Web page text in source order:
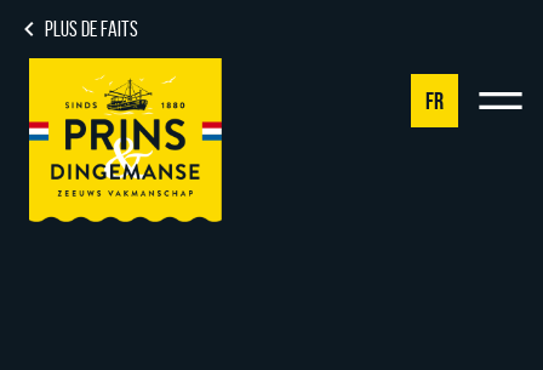
PLUS DE FAITS
FR